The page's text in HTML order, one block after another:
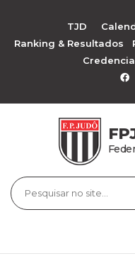
TJD
Ranking & Resultados